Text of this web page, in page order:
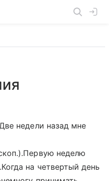
недели назад мне
неделю
на четвертый день